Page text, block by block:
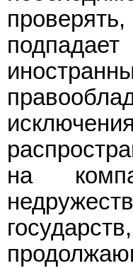
проверять,
на